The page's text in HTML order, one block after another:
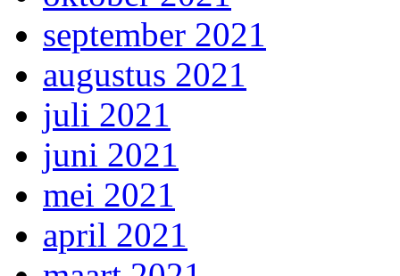
september 2021
augustus 2021
juli 2021
juni 2021
mei 2021
april 2021